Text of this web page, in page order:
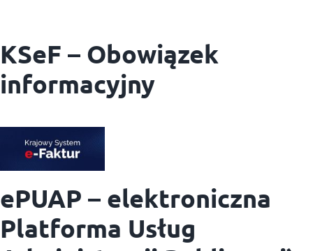
KSeF – Obowiązek
informacyjny
ePUAP – elektroniczna
Platforma Usług